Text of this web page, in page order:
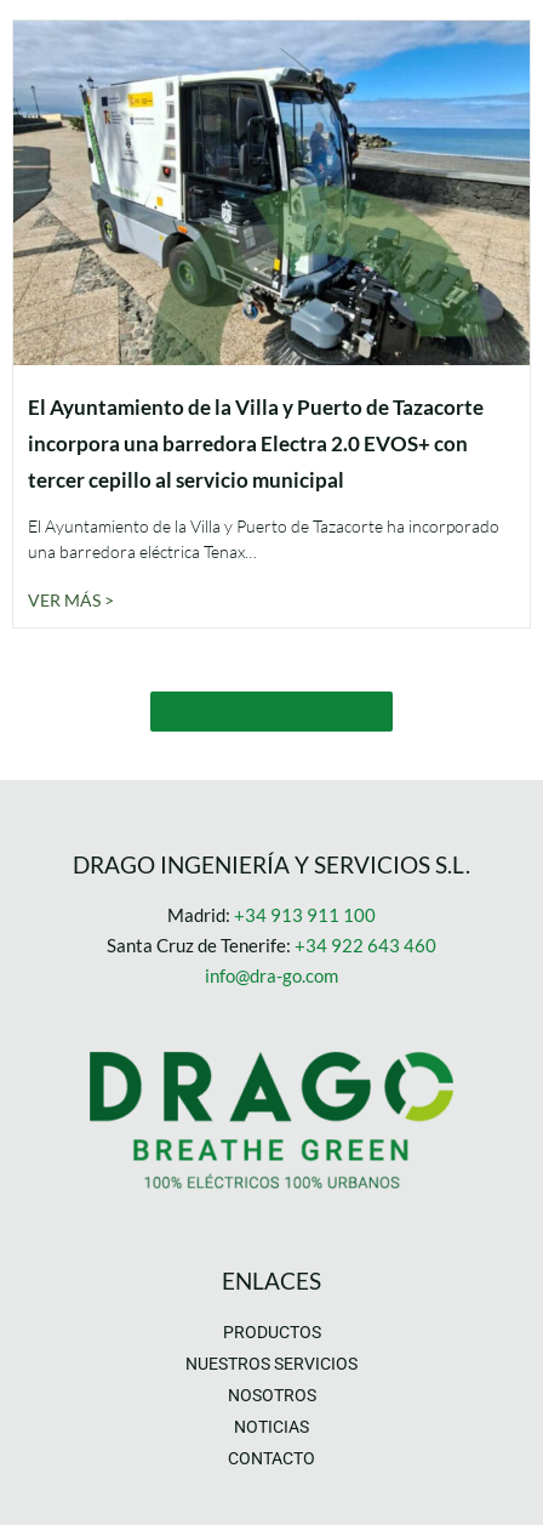
El Ayuntamiento de la Villa y Puerto de Tazacorte
incorpora una barredora Electra 2.0 EVOS+ con
tercer cepillo al servicio municipal
El Ayuntamiento de la Villa y Puerto de Tazacorte ha incorporado
una barredora eléctrica Tenax…
VER MÁS >
DRAGO INGENIERÍA Y SERVICIOS S.L.
Madrid: +34 913 911 100
Santa Cruz de Tenerife: +34 922 643 460
info@dra-go.com
ENLACES
PRODUCTOS
NUESTROS SERVICIOS
NOSOTROS
NOTICIAS
CONTACTO